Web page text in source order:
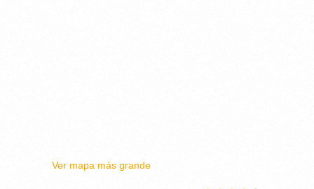
Ver mapa más grande